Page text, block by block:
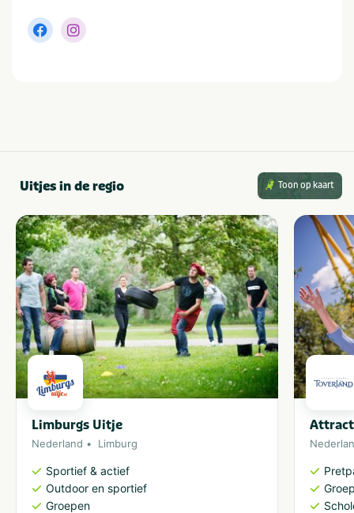
Soort huuraccommodatie
Uitjes in de regio Toon op kaart
Limburgs Uitje
Nederland Limburg
Sportief & actief
Outdoor en sportief
Groepen